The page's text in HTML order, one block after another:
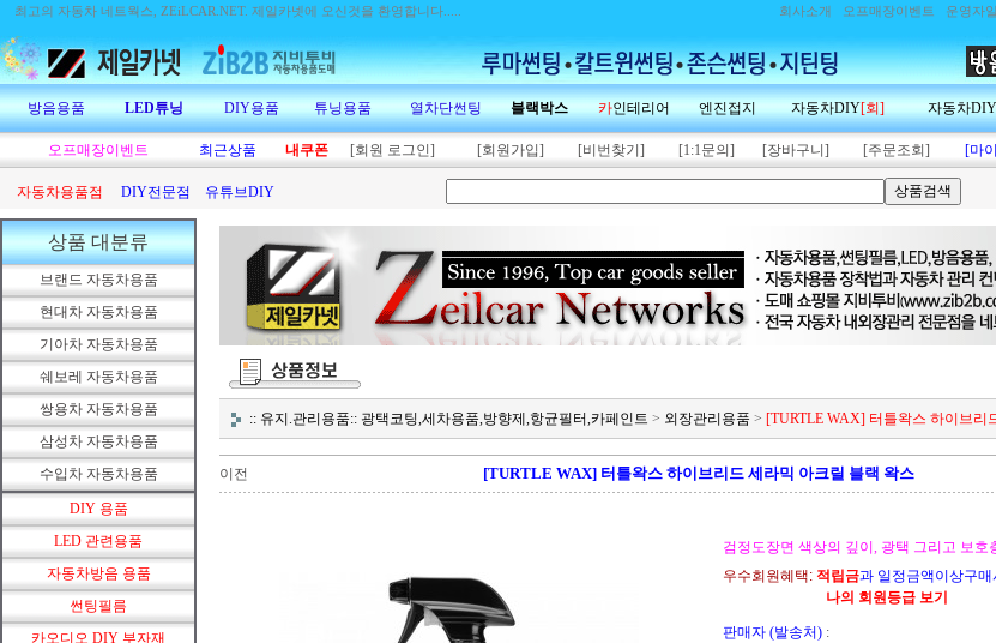
최고의 자동차 네트웍스, ZEiLCAR.NET. 제일카넷에 오신것을 환영합니다..... 회사소개 오프매장이벤트 운영자일
방음용품 LED튜닝 DIY용품 튜닝용품 열차단썬팅 블랙박스 카인테리어 엔진접지 자동차DIY[회] 자동차DIY
오프매장이벤트 최근상품 내쿠폰 [회원 로그인] [회원가입] [비번찾기] [1:1문의] [장바구니] [주문조회] [마
자동차용품점 DIY전문점 유튜브DIY
상품 대분류
브랜드 자동차용품
현대차 자동차용품
기아차 자동차용품
쉐보레 자동차용품
쌍용차 자동차용품
삼성차 자동차용품
수입차 자동차용품
DIY 용품
LED 관련용품
자동차방음 용품
썬팅필름
카오디오 DIY 부자재
:: 유지.관리용품:: 광택코팅,세차용품,방향제,항균필터,카페인트 > 외장관리용품 > [TURTLE WAX] 터틀왁스 하이브리
이전 [TURTLE WAX] 터틀왁스 하이브리드 세라믹 아크릴 블랙 왁스
검정도장면 색상의 깊이, 광택 그리고 보호
우수회원혜택: 적립금과 일정금액이상구매
나의 회원등급 보기
판매자 (발송처) :